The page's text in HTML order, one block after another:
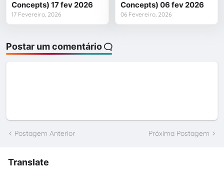
Concepts) 17 fev 2026
17 Fevereiro, 2026
Concepts) 06 fev 2026
06 Fevereiro, 2026
Postar um comentário
Postagem Anterior Próxima Postagem
Translate